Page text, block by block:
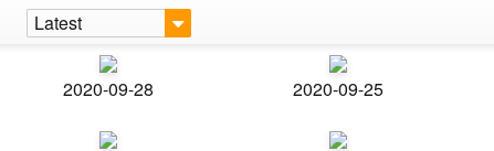
Latest
2020-09-28 2020-09-25